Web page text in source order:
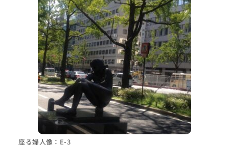
座る婦人像：E-3